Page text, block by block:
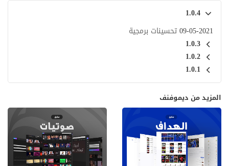
1.0.4
09-05-2021تحسينات برمجية
1.0.3
1.0.2
1.0.1
المزيد من ديموفنف